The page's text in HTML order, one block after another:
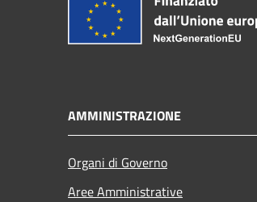
AMMINISTRAZIONE
Organi di Governo
Aree Amministrative